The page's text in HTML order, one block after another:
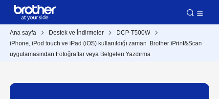
Ana sayfa Destek ve İndirmeler
DCP-T500W
iPhone, iPod touch ve iPad (iOS) kullanıldığı zaman Brother iPrint&Scan
uygulamasından Fotoğraflar veya Belgeleri Yazdırma